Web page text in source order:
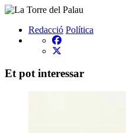
Redacció Política
Et pot interessar